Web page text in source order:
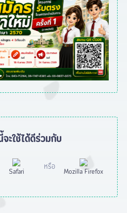
Next
ะใช้ได้ดีร่วมกับ
Safari หรือ Mozilla Firefox